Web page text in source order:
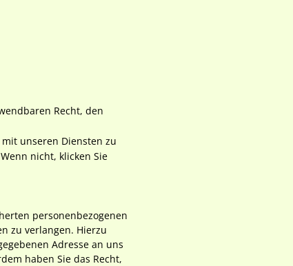
Recht, den
unseren Diensten zu
nicht, klicken Sie
personenbezogenen
zu verlangen. Hierzu
Adresse an uns
haben Sie das Recht,